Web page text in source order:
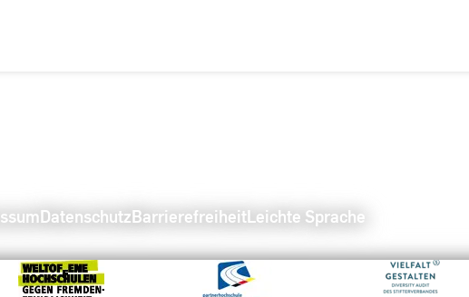
DatenschutzBarrierefreiheitLeichte Sprache